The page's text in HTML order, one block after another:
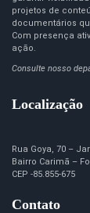
projetos de
documentários
Com presença
ação.
Consulte nosso
Localização
Rua Goya, 70 –
Bairro Carimã –
CEP -85.855-675
Contato